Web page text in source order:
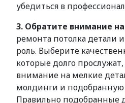
убедиться в
3. Обратите внимание
ремонта потолка детали
роль. Выберите
которые долго
внимание на мелкие
молдинги и
Правильно подобранные